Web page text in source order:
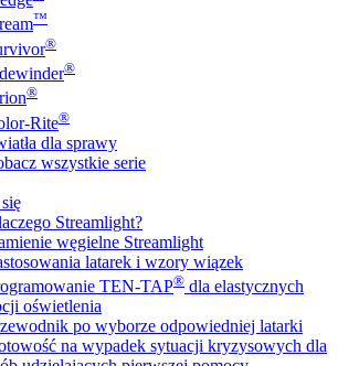
™
®
®
®
Rite®
dla sprawy
wszystkie serie
Streamlight?
węgielne Streamlight
latarek i wzory wiązek
TEN-TAP® dla elastycznych
oświetlenia
po wyborze odpowiedniej latarki
na wypadek sytuacji kryzysowych dla